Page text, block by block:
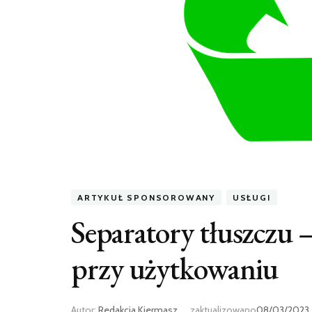
ARTYKUŁ SPONSOROWANY USŁUGI
Separatory tłuszczu
przy użytkowaniu